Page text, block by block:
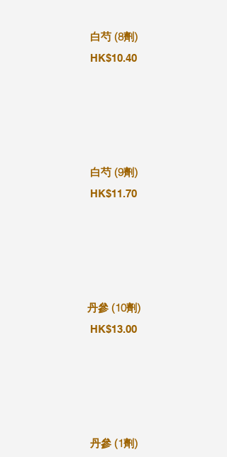
白芍 (8劑)
HK$10.40
白芍 (9劑)
HK$11.70
丹參 (10劑)
HK$13.00
丹參 (1劑)